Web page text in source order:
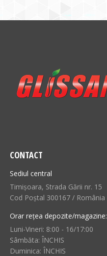
CONTACT
Sediul central
Timișoara, Strada Gării nr. 15
Cod Poștal 300167 / România
Orar rețea depozite/magazine:
Luni-Vineri: 8:00 - 16/17:00
Sâmbăta: ÎNCHIS
Duminica: ÎNCHIS